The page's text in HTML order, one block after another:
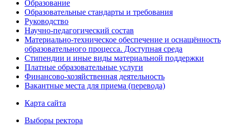
Образование
Образовательные стандарты и требования
Руководство
Научно-педагогический состав
Материально-техническое обеспечение и оснащённость
образовательного процесса. Доступная среда
Стипендии и иные виды материальной поддержки
Платные образовательные услуги
Финансово-хозяйственная деятельность
Вакантные места для приема (перевода)
Карта сайта
Выборы ректора